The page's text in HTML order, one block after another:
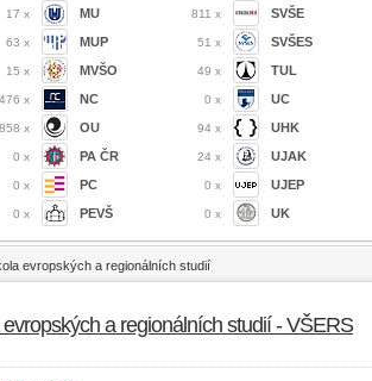
17 x
63 x
15 x
476 x
858 x
0 x
0 x
0 x
MU 811 x
MUP 51 x
MVŠO 49 x
NC 0 x
OU 94 x
PA ČR 24 x
PC 0 x
PEVŠ 0 x
SVŠE
SVŠES
TUL
UC
UHK
UJAK
UJEP
UK
evropských a regionálních studií
a regionálních studií - VŠERS